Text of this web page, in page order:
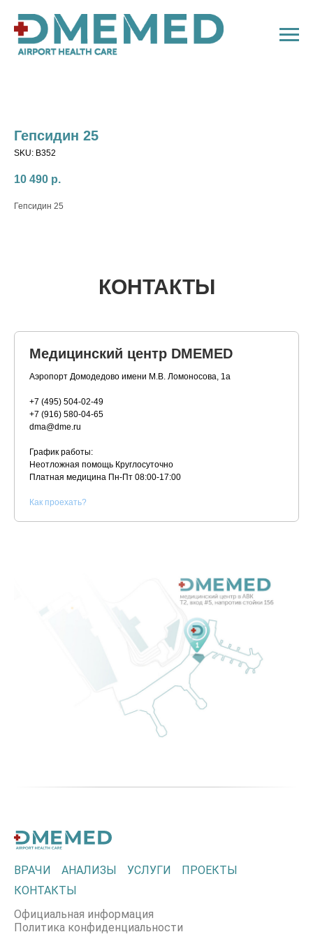
Гепсидин 25
SKU: B352
10 490 р.
Гепсидин 25
КОНТАКТЫ
Медицинский центр DMEMED
Аэропорт Домодедово имени М.В. Ломоносова, 1а
+7 (495) 504-02-49
+7 (916) 580-04-65
dma@dme.ru
График работы:
Неотложная помощь Круглосуточно
Платная медицина Пн-Пт 08:00-17:00
Как проехать?
ВРАЧИ АНАЛИЗЫ УСЛУГИ
ПРОЕКТЫ
КОНТАКТЫ
Официальная информация
Политика конфиденциальности